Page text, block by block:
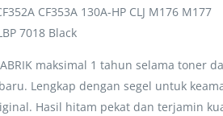
CF353A 130A-HP CLJ M176 M177
7018 Black
maksimal 1 tahun selama
Lengkap dengan segel untuk
Hasil hitam pekat dan terjamin